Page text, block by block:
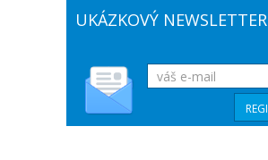
UKÁZKOVÝ NEWSLETTER